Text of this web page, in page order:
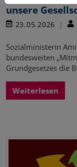
unsere
23.05.2026
Sozialministerin
bundesweiten
Grundgesetzes die
Weiterlesen